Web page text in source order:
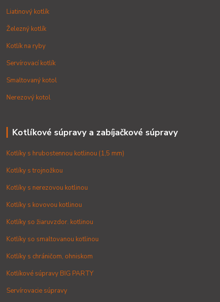
Liatinový kotlík
Železný kotlík
Kotlík na ryby
Servírovací kotlík
Smaltovaný kotol
Nerezový kotol
Kotlíkové súpravy a zabíjačkové súpravy
Kotlíky s hrubostennou kotlinou (1,5 mm)
Kotlíky s trojnožkou
Kotlíky s nerezovou kotlinou
Kotlíky s kovovou kotlinou
Kotlíky so žiaruvzdor. kotlinou
Kotlíky so smaltovanou kotlinou
Kotlíky s chráničom, ohniskom
Kotlíkové súpravy BIG PARTY
Servírovacie súpravy